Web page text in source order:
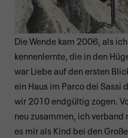
Die Wende kam 2006, als
kennenlernte, die in den
war Liebe auf den ersten
ein Haus im Parco dei Sassi
wir 2010 endgültig zogen.
neu zusammen, ich
es mir als Kind bei den